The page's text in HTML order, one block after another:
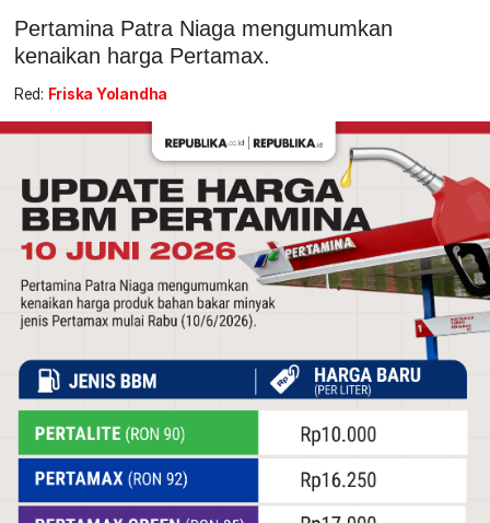
Pertamina Patra Niaga mengumumkan
kenaikan harga Pertamax.
Red: Friska Yolandha